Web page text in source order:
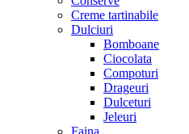
Creme tartinabile
Dulciuri
Bomboane
Ciocolata
Compoturi
Drageuri
Dulceturi
Jeleuri
Faina